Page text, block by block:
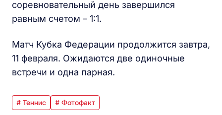
соревновательный день завершился
равным счетом – 1:1.
Матч Кубка Федерации продолжится завтра,
11 февраля. Ожидаются две одиночные
встречи и одна парная.
# Теннис # Фотофакт